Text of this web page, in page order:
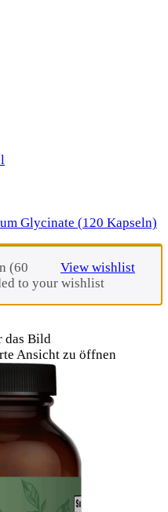
Glycinate (120 Kapseln)
View wishlist
(60
to your wishlist
das Bild
Ansicht zu öffnen